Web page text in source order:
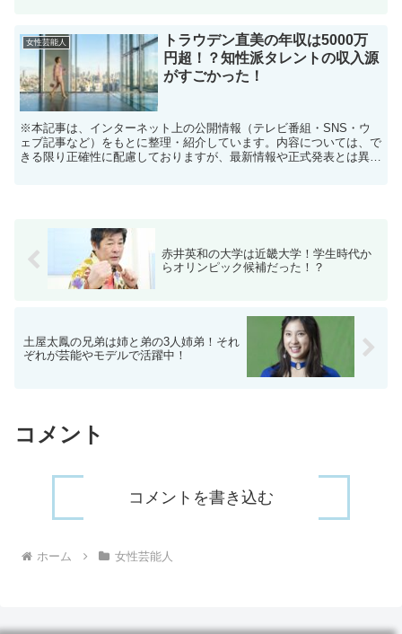
女性芸能人
トラウデン直美の年収は5000万
円超！？知性派タレントの収入源
がすごかった！
※本記事は、インターネット上の公開情報（テレビ番組・SNS・ウ
ェブ記事など）をもとに整理・紹介しています。内容については、で
きる限り正確性に配慮しておりますが、最新情報や正式発表とは異な
赤井英和の大学は近畿大学！学生時代か
らオリンピック候補だった！？
土屋太鳳の兄弟は姉と弟の3人姉弟！それ
ぞれが芸能やモデルで活躍中！
コメント
コメントを書き込む
ホーム 女性芸能人